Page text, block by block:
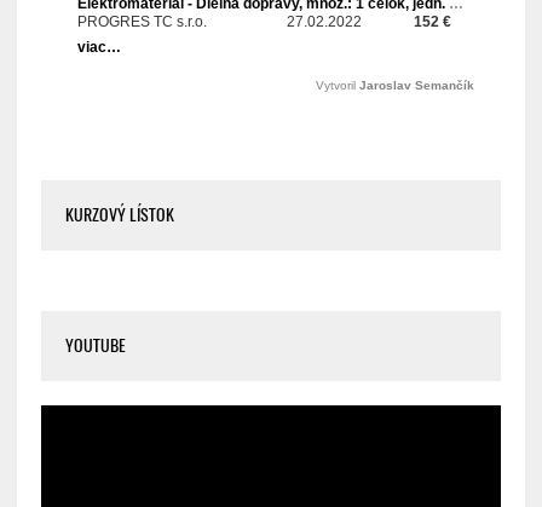
KURZOVÝ LÍSTOK
YOUTUBE